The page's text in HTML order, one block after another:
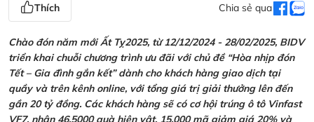
Thích Chia sẻ qua
Chào đón năm mới Ất Tỵ2025, từ 12/12/2024 - 28/02/2025, BIDV
triển khai chuỗi chương trình ưu đãi với chủ đề “Hòa nhịp đón
Tết – Gia đình gắn kết” dành cho khách hàng giao dịch tại
quầy và trên kênh online, với tổng giá trị giải thưởng lên đến
gần 20 tỷ đồng. Các khách hàng sẽ có cơ hội trúng ô tô Vinfast
VF7, nhận 46.5000 quà hiện vật, 15.000 mã giảm giá 20% và